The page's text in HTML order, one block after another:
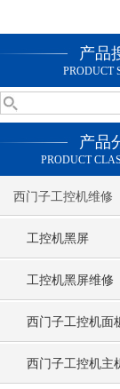
产品
PRODUCT
产品
PRODUCT
西门子工控机维修
工控机黑屏
工控机黑屏维修
西门子工控机面
西门子工控机主